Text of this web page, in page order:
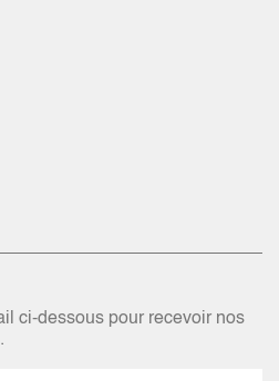
ci-dessous pour recevoir nos